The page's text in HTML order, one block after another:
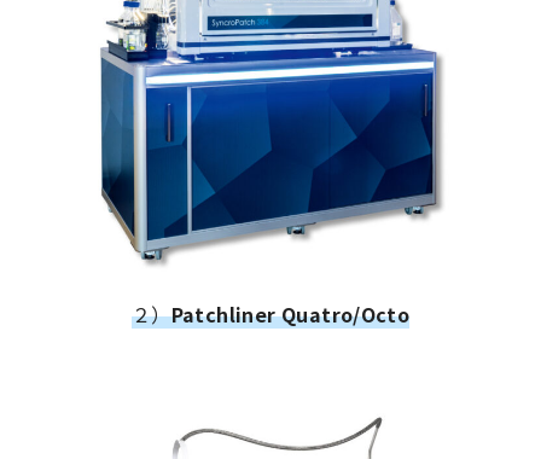
２）Patchliner Quatro/Octo